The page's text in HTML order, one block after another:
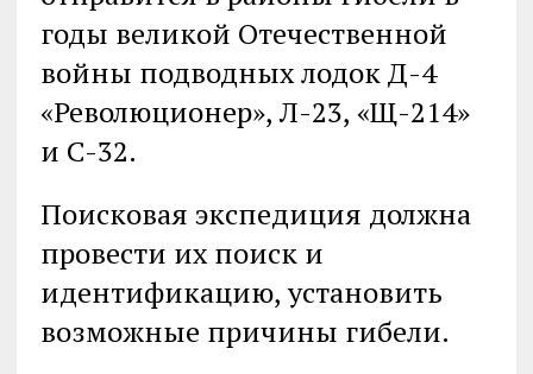
годы великой Отечественной
войны подводных лодок Д-4
«Революционер», Л-23, «Щ-214»
и С-32.
Поисковая экспедиция должна
провести их поиск и
идентификацию, установить
возможные причины гибели.